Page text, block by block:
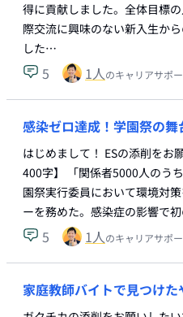
得に貢献しました。全体目標
際交流に興味のない新入生か
した…
5 1人のキャリアサポ
感染ゼロ達成！学園祭の舞
はじめまして！ ESの添削をお
400字】 「関係者5000人のう
園祭実行委員において環境対
ーを務めた。感染症の影響で
5 1人のキャリアサポ
家庭教師バイトで見つけ